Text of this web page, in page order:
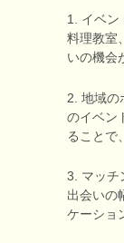
1. イベン
料理教室
いの機会
2. 地域の
のイベン
ることで
3. マッチ
出会いの
ケーショ